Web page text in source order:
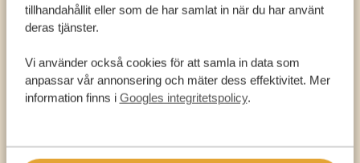
tillhandahållit eller som de har samlat in när du har använt
deras tjänster.
Vi använder också cookies för att samla in data som
anpassar vår annonsering och mäter dess effektivitet. Mer
information finns i Googles integritetspolicy.
Ring en av våra experter
VÅRA SPECIALISTER FINNS HÄR FÖR ATT
HJÄLPA DIG
SV:+31 174 788 101